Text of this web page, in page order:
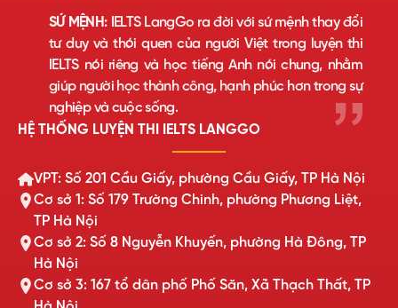
SỨ MỆNH:IELTS LangGo ra đời với sứ mệnh thay đổi
tư duy và thói quen của người Việt trong luyện thi
IELTS nói riêng và học tiếng Anh nói chung, nhằm
giúp người học thành công, hạnh phúc hơn trong sự
nghiệp và cuộc sống.
HỆ THỐNG LUYỆN THI IELTS LANGGO
VPT: Số 201 Cầu Giấy, phường Cầu Giấy, TP Hà Nội
Cơ sở 1: Số 179 Trường Chinh, phường Phương Liệt,
TP Hà Nội
Cơ sở 2: Số 8 Nguyễn Khuyến, phường Hà Đông, TP
Hà Nội
Cơ sở 3: 167 tổ dân phố Phố Săn, Xã Thạch Thất, TP